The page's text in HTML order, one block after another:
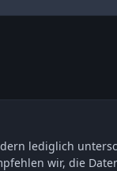
lediglich
wir, die